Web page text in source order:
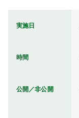
実施日
時間
公開／非公開